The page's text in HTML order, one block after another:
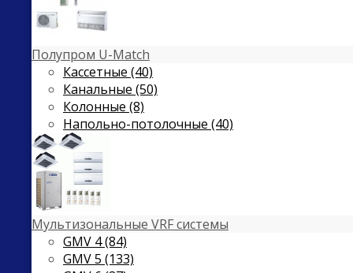
Полупром U-Match
Кассетные (40)
Канальные (50)
Колонные (8)
Напольно-потолочные (40)
Мультизональные VRF системы
GMV 4 (84)
GMV 5 (133)